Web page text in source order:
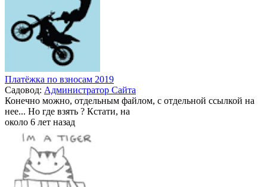
Платёжка по взносам 2019
Садовод: Администратор Сайта
Конечно можно, отдельным файлом, с отдельной ссылкой на
нее... Но где взять ? Кстати, на
около 6 лет назад